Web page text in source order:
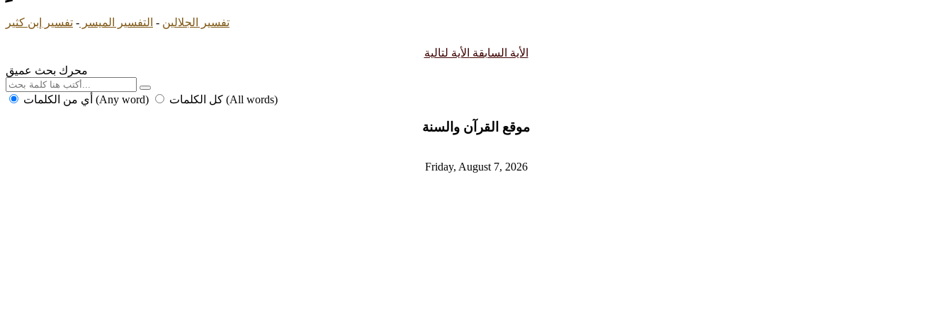
تفسير الجلالين - التفسير الميسر - تفسير إبن كثير
الأية السابقة الأية لتالية
محرك بحث عميق
أي من الكلمات (Any word) كل الكلمات (All words)
موقع القرآن والسنة
Friday, August 7, 2026